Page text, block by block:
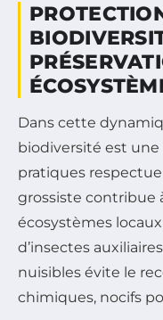
Dans cette
biodiversité est
pratiques
grossiste contribue
écosystèmes
d’insectes
nuisibles évite le
chimiques, nocifs